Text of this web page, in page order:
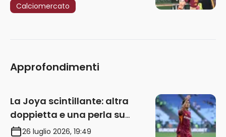
Calciomercato
Approfondimenti
La Joya scintillante: altra
doppietta e una perla su
punizione – VIDEO
26 luglio 2026, 19:49